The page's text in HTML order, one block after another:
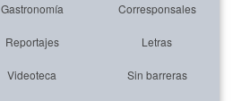
Gastronomía Corresponsales
Reportajes Letras
Videoteca Sin barreras